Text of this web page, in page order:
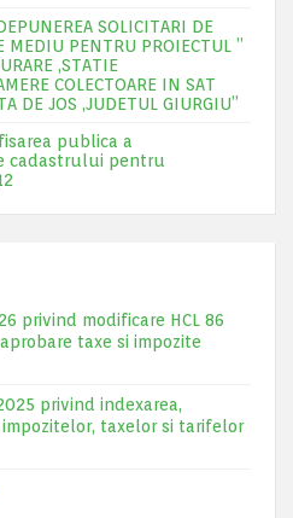
SOLICITARI DE
MEDIU PENTRU PROIECTUL ”
,STATIE
COLECTOARE IN SAT
DE JOS ,JUDETUL GIURGIU”
publica a
cadastrului pentru
privind modificare HCL 86
taxe si impozite
privind indexarea,
taxelor si tarifelor